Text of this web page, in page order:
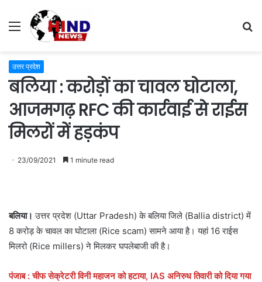
Menu
उत्तर प्रदेश
बलिया : करोड़ों का चावल घोटाला,
आजमगढ़ RFC की कार्रवाई से राईस
मिलरों में हड़कंप
23/09/2021 1 minute read
बलिया।उत्तर प्रदेश (Uttar Pradesh) के बलिया जिले (Ballia district) में
8 करोड़ के चावल का घोटाला (Rice scam) सामने आया है। यहां 16 राईस
मिलरो (Rice millers) ने मिलकर घपलेबाजी की है।
पंजाब : चीफ सेक्रेटरी विनी महाजन को हटाया, IAS अनिरुध तिवारी को दिया गया